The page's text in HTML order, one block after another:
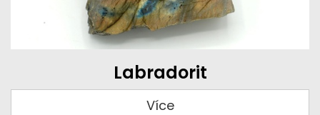
Labradorit
Více